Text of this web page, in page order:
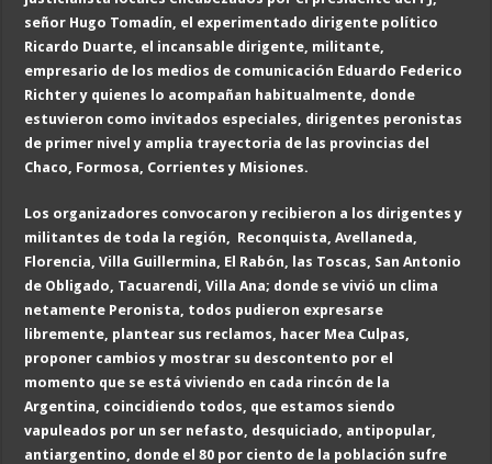
señor Hugo Tomadín, el experimentado dirigente político
Ricardo Duarte, el incansable dirigente, militante,
empresario de los medios de comunicación Eduardo Federico
Richter y quienes lo acompañan habitualmente, donde
estuvieron como invitados especiales, dirigentes peronistas
de primer nivel y amplia trayectoria de las provincias del
Chaco, Formosa, Corrientes y Misiones.
Los organizadores convocaron y recibieron a los dirigentes y
militantes de toda la región, Reconquista,Avellaneda,
Florencia, Villa Guillermina, El Rabón, las Toscas, San Antonio
de Obligado, Tacuarendi, Villa Ana; donde se vivió un clima
netamente Peronista, todos pudieron expresarse
libremente, plantear sus reclamos, hacer Mea Culpas,
proponer cambios y mostrar su descontento por el
momento que se está viviendo en cada rincón de la
Argentina, coincidiendo todos, que estamos siendo
vapuleados por un ser nefasto, desquiciado, antipopular,
antiargentino, donde el 80 por ciento de la población sufre